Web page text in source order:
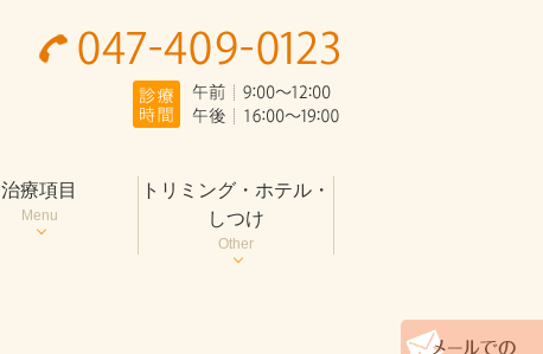
治療項目
Menu
トリミング・ホテル・
しつけ
Other